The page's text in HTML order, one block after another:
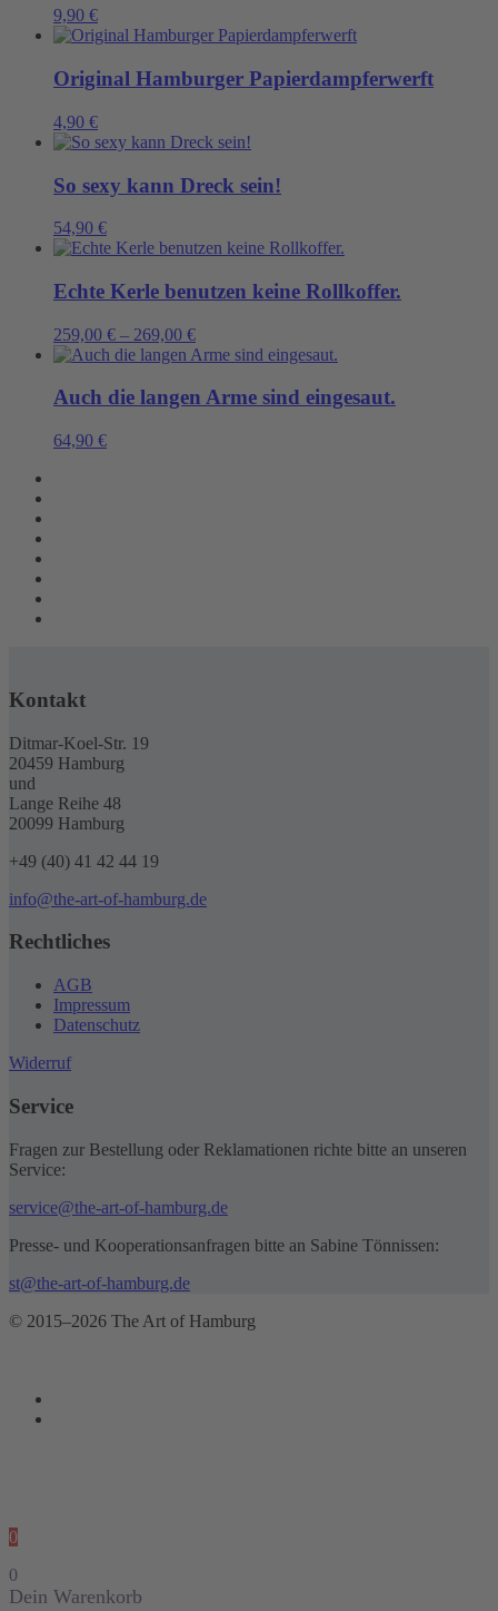
9,90 €
Original Hamburger Papierdampferwerft
4,90 €
So sexy kann Dreck sein!
54,90 €
Echte Kerle benutzen keine Rollkoffer.
259,00 € – 269,00 €
Auch die langen Arme sind eingesaut.
64,90 €
Kontakt
Ditmar-Koel-Str. 19
20459 Hamburg
und
Lange Reihe 48
20099 Hamburg
+49 (40) 41 42 44 19
info@the-art-of-hamburg.de
Rechtliches
AGB
Impressum
Datenschutz
Widerruf
Service
Fragen zur Bestellung oder Reklamationen richte bitte an unseren
Service:
service@the-art-of-hamburg.de
Presse- und Kooperationsanfragen bitte an Sabine Tönnissen:
st@the-art-of-hamburg.de
© 2015–2026 The Art of Hamburg
0
0
Dein Warenkorb